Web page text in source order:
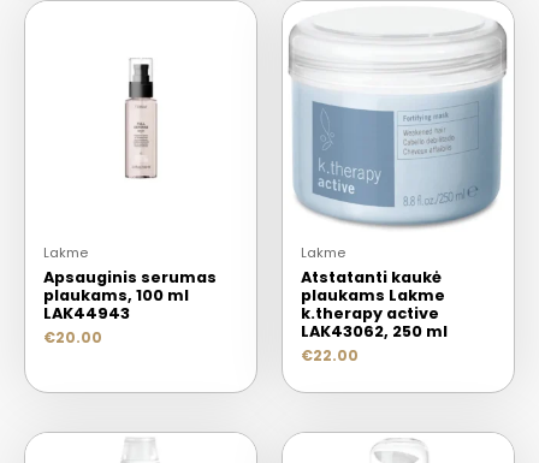
Lakme
Apsauginis serumas
plaukams, 100 ml
LAK44943
€20.00
Lakme
Atstatanti kaukė
plaukams Lakme
k.therapy active
LAK43062, 250 ml
€22.00